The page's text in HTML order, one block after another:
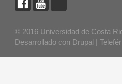
© 2016 Universidad de Costa
Desarrollado con Drupal |